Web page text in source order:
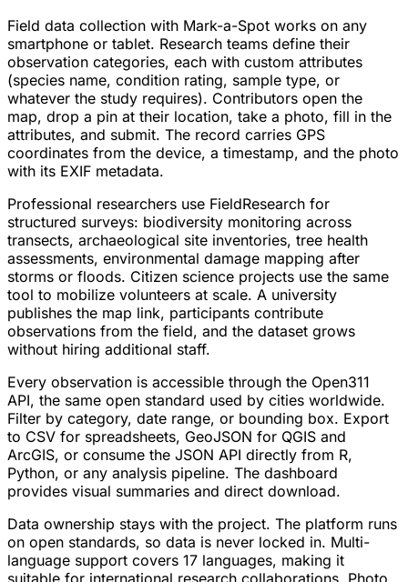
Field data collection with Mark-a-Spot works on any
smartphone or tablet. Research teams define their
observation categories, each with custom attributes
(species name, condition rating, sample type, or
whatever the study requires). Contributors open the
map, drop a pin at their location, take a photo, fill in the
attributes, and submit. The record carries GPS
coordinates from the device, a timestamp, and the photo
with its EXIF metadata.
Professional researchers use FieldResearch for
structured surveys: biodiversity monitoring across
transects, archaeological site inventories, tree health
assessments, environmental damage mapping after
storms or floods. Citizen science projects use the same
tool to mobilize volunteers at scale. A university
publishes the map link, participants contribute
observations from the field, and the dataset grows
without hiring additional staff.
Every observation is accessible through the Open311
API, the same open standard used by cities worldwide.
Filter by category, date range, or bounding box. Export
to CSV for spreadsheets, GeoJSON for QGIS and
ArcGIS, or consume the JSON API directly from R,
Python, or any analysis pipeline. The dashboard
provides visual summaries and direct download.
Data ownership stays with the project. The platform runs
on open standards, so data is never locked in. Multi-
language support covers 17 languages, making it
suitable for international research collaborations. Photo